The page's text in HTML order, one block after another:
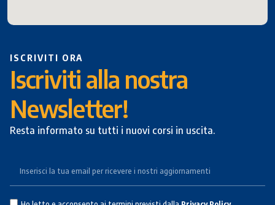
ISCRIVITI ORA
Iscriviti alla nostra
Newsletter!
Resta informato su tutti i nuovi corsi in uscita.